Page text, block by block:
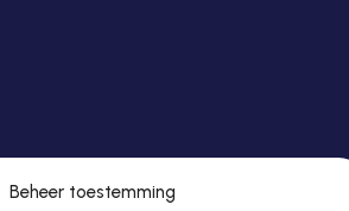
Beheer toestemming